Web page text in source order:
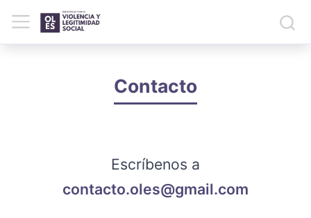
Contacto
Escríbenos a
contacto.oles@gmail.com